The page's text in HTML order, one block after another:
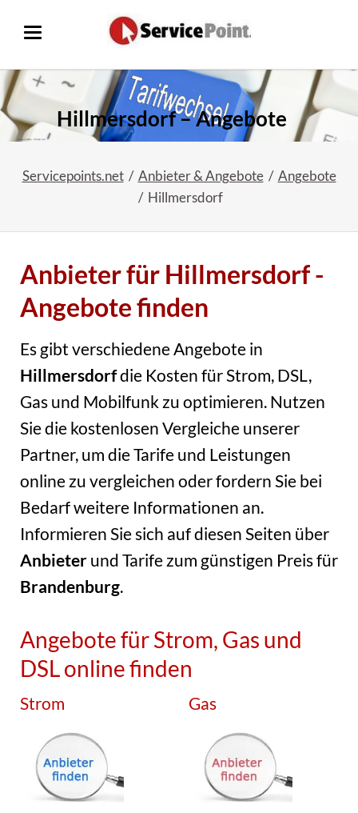
Hillmersdorf – Angebote
Servicepoints.net Anbieter & Angebote
Angebote
Hillmersdorf
Anbieter für Hillmersdorf -
Angebote finden
Es gibt verschiedene Angebote in
Hillmersdorfdie Kosten für Strom, DSL,
Gas und Mobilfunk zu optimieren. Nutzen
Sie die kostenlosen Vergleiche unserer
Partner, um die Tarife und Leistungen
online zu vergleichen oder fordern Sie bei
Bedarf weitere Informationen an.
Informieren Sie sich auf diesen Seiten über
Anbieterund Tarife zum günstigen Preis für
Brandenburg.
Angebote für Strom, Gas und
DSL online finden
Strom Gas